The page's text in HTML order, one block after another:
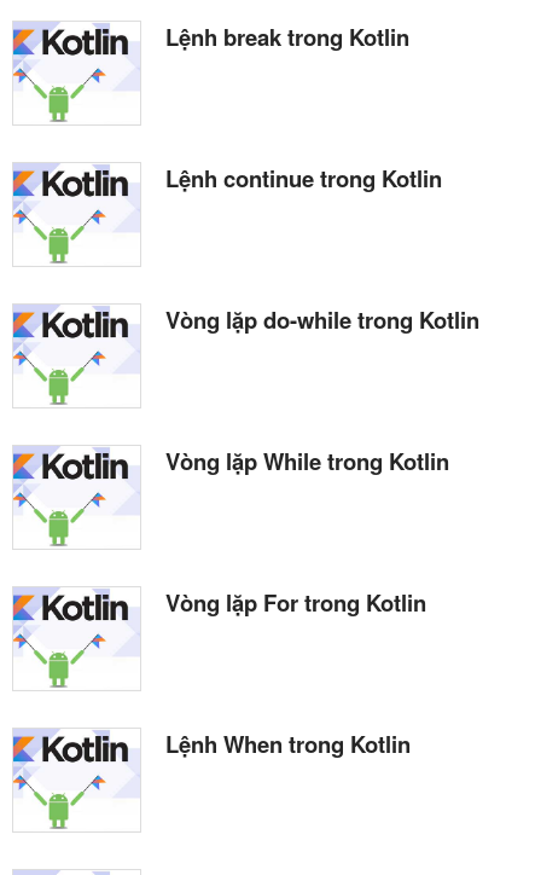
Lệnh break trong Kotlin
Lệnh continue trong Kotlin
Vòng lặp do-while trong Kotlin
Vòng lặp While trong Kotlin
Vòng lặp For trong Kotlin
Lệnh When trong Kotlin